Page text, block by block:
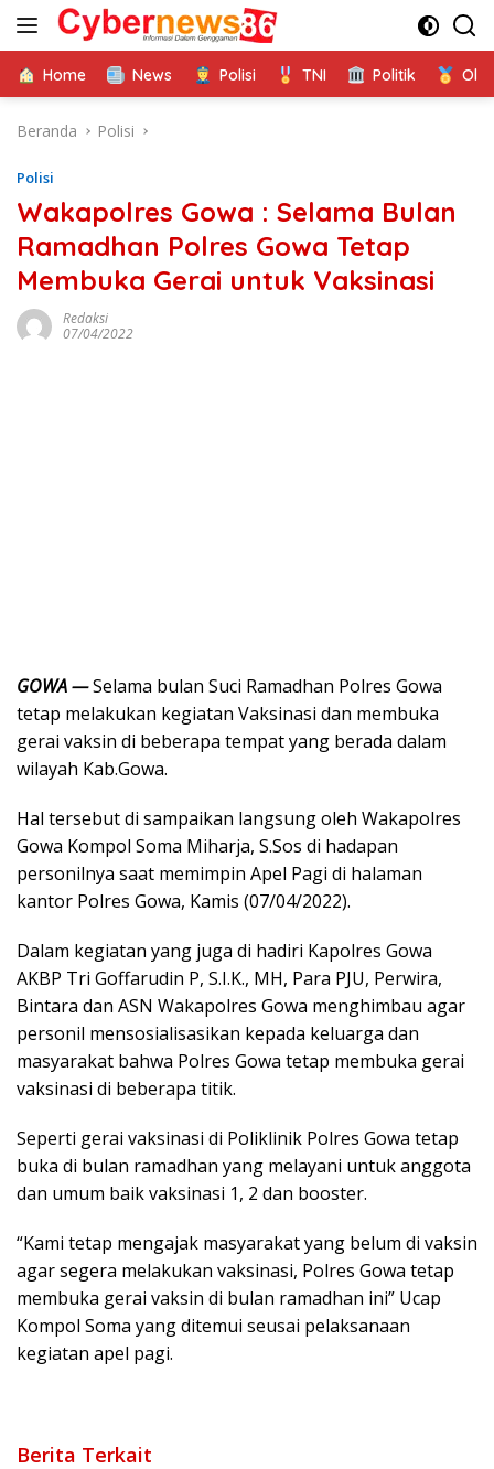
Langsung
Home News Polisi TNI Politik
Beranda Polisi
Polisi
Wakapolres Gowa : Selama Bulan
Ramadhan Polres Gowa Tetap
Membuka Gerai untuk Vaksinasi
Redaksi
07/04/2022
GOWA —Selama bulan Suci Ramadhan Polres Gowa
tetap melakukan kegiatan Vaksinasi dan membuka
gerai vaksin di beberapa tempat yang berada dalam
wilayah Kab.Gowa.
Hal tersebut di sampaikan langsung oleh Wakapolres
Gowa Kompol Soma Miharja, S.Sos di hadapan
personilnya saat memimpin Apel Pagi di halaman
kantor Polres Gowa, Kamis (07/04/2022).
Dalam kegiatan yang juga di hadiri Kapolres Gowa
AKBP Tri Goffarudin P, S.I.K., MH, Para PJU, Perwira,
Bintara dan ASN Wakapolres Gowa menghimbau agar
personil mensosialisasikan kepada keluarga dan
masyarakat bahwa Polres Gowa tetap membuka gerai
vaksinasi di beberapa titik.
Seperti gerai vaksinasi di Poliklinik Polres Gowa tetap
buka di bulan ramadhan yang melayani untuk anggota
dan umum baik vaksinasi 1, 2 dan booster.
“Kami tetap mengajak masyarakat yang belum di vaksin
agar segera melakukan vaksinasi, Polres Gowa tetap
membuka gerai vaksin di bulan ramadhan ini” Ucap
Kompol Soma yang ditemui seusai pelaksanaan
kegiatan apel pagi.
Berita Terkait